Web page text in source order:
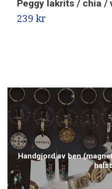
Handgjord av ben
Peggy lakrits / chia /
239 kr